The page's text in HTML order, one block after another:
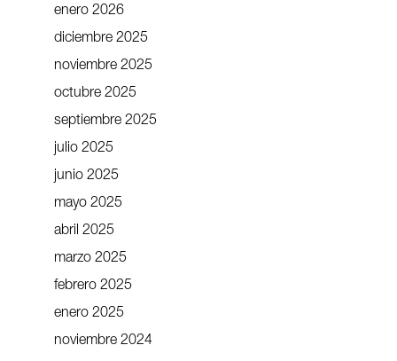
enero 2026
diciembre 2025
noviembre 2025
octubre 2025
septiembre 2025
julio 2025
junio 2025
mayo 2025
abril 2025
marzo 2025
febrero 2025
enero 2025
noviembre 2024